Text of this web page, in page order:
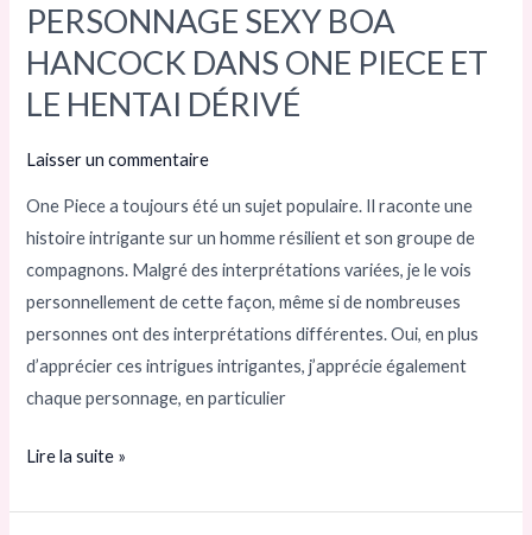
PERSONNAGE SEXY BOA
HANCOCK DANS ONE PIECE ET
LE HENTAI DÉRIVÉ
Laisser un commentaire
One Piece a toujours été un sujet populaire. Il raconte une
histoire intrigante sur un homme résilient et son groupe de
compagnons. Malgré des interprétations variées, je le vois
personnellement de cette façon, même si de nombreuses
personnes ont des interprétations différentes. Oui, en plus
d’apprécier ces intrigues intrigantes, j’apprécie également
chaque personnage, en particulier
RÉFLEXIONS
SUR
LE
PERSONNAGE
BOA
HANCOCK
DANS
LE
HENTAI
Lire la suite »